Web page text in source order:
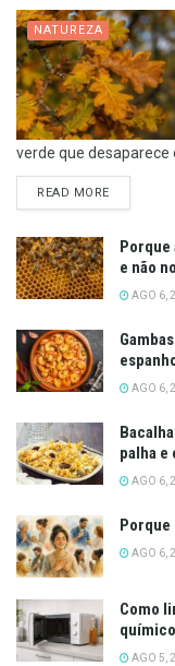
NATUREZA
verde que desaparece
READ MOREDETAILS
Porque
e não
AGO 6,
AGO 6,
palha e
AGO 6,
Porque
AGO 6,
Como
AGO 5,